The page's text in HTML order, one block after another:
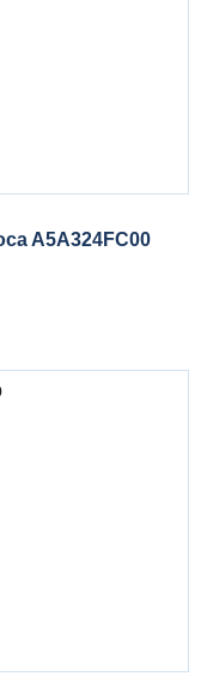
A5A324FC00